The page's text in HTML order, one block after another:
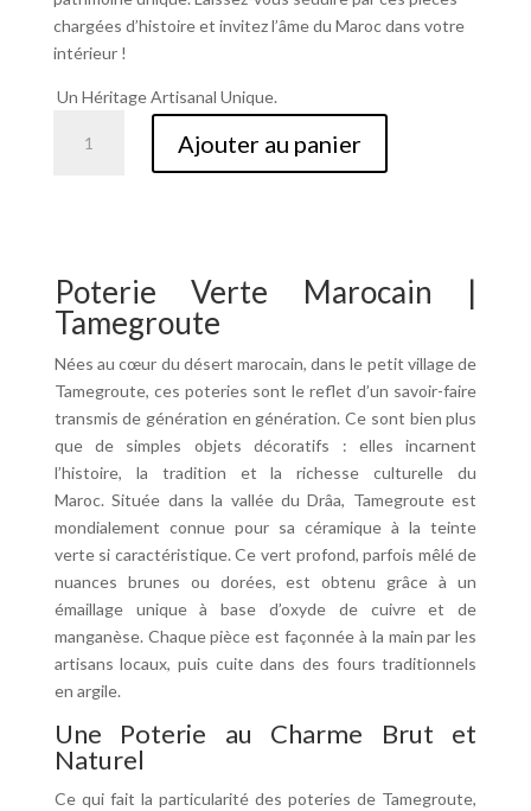
chargées d’histoire et invitez l’âme du Maroc dans votre
intérieur !
Un Héritage Artisanal Unique.
Tamegroute
Ajouter au panier
Poterie Verte Marocain |
Tamegroute
Nées au cœur du désert marocain, dans le petit village de
Tamegroute, ces poteries sont le reflet d’un savoir-faire
transmis de génération en génération. Ce sont bien plus
que de simples objets décoratifs : elles incarnent
l’histoire, la tradition et la richesse culturelle du
Maroc. Située dans la vallée du Drâa, Tamegroute est
mondialement connue pour sa céramique à la teinte
verte si caractéristique. Ce vert profond, parfois mêlé de
nuances brunes ou dorées, est obtenu grâce à un
émaillage unique à base d’oxyde de cuivre et de
manganèse. Chaque pièce est façonnée à la main par les
artisans locaux, puis cuite dans des fours traditionnels
en argile.
Une Poterie au Charme Brut et
Naturel
Ce qui fait la particularité des poteries de Tamegroute,